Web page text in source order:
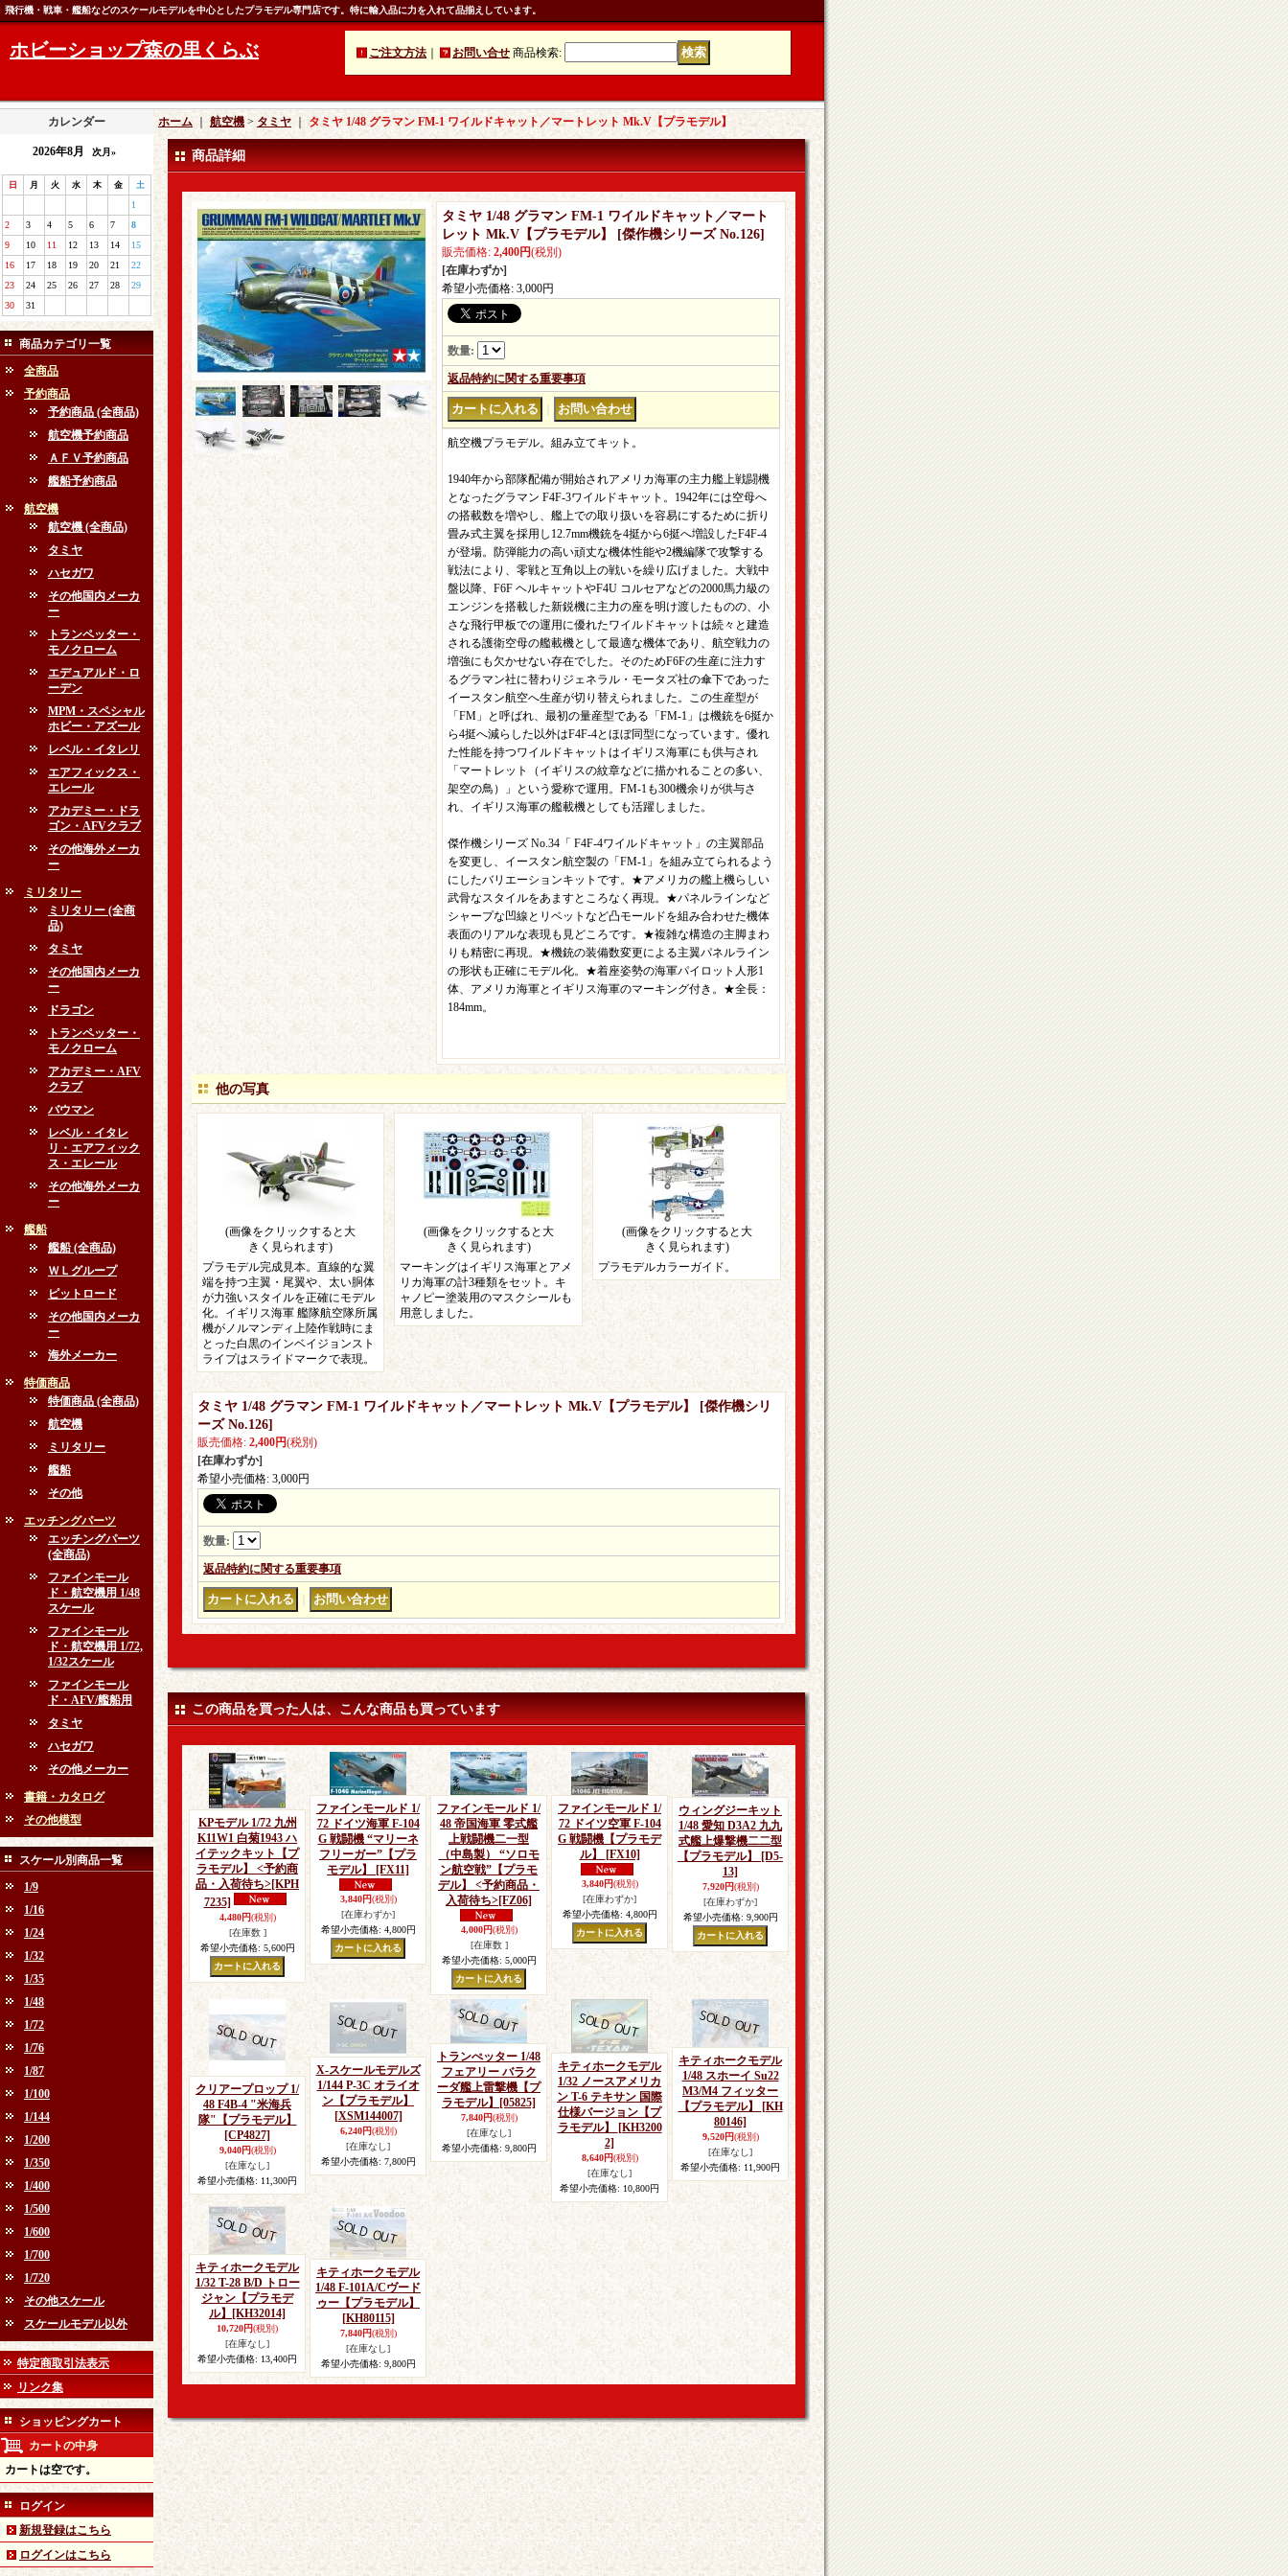
飛行機・戦車・艦船などのスケールモデルを中心としたプラモデル専門店です。特に輸入品に力を入れて品揃えしています。
ホビーショップ森の里くらぶ ご注文方法 お問い合せ 商品検索:
カレンダー
2026年8月 次月»
日 月 火 水 木 金 土
1
2
3 4 5 6 7
8
9
10 11 12 13 14
15
16
17 18 19 20 21
22
23
24 25 26 27 28
29
30
31
商品カテゴリ一覧
全商品
予約商品
予約商品 (全商品)
航空機予約商品
ＡＦＶ予約商品
艦船予約商品
航空機
航空機 (全商品)
タミヤ
ハセガワ
その他国内メーカ
ー
トランペッター・
モノクローム
エデュアルド・ロ
ーデン
MPM・スペシャル
ホビー・アズール
レベル・イタレリ
エアフィックス・
エレール
アカデミー・ドラ
ゴン・AFVクラブ
その他海外メーカ
ー
ミリタリー
ミリタリー (全商
品)
タミヤ
その他国内メーカ
ー
ドラゴン
トランペッター・
モノクローム
アカデミー・AFV
クラブ
バウマン
レベル・イタレ
リ・エアフィック
ス・エレール
その他海外メーカ
ー
艦船
艦船 (全商品)
ＷＬグループ
ピットロード
その他国内メーカ
ー
海外メーカー
特価商品
特価商品 (全商品)
航空機
ミリタリー
艦船
その他
エッチングパーツ
エッチングパーツ
(全商品)
ファインモール
ド・航空機用 1/48
スケール
ファインモール
ド・航空機用 1/72,
1/32スケール
ファインモール
ド・AFV/艦船用
タミヤ
ハセガワ
その他メーカー
書籍・カタログ
その他模型
スケール別商品一覧
1/9
1/16
1/24
1/32
1/35
1/48
1/72
1/76
1/87
1/100
1/144
1/200
1/350
1/400
1/500
1/600
1/700
1/720
その他スケール
スケールモデル以外
特定商取引法表示
リンク集
ショッピングカート
カートの中身
カートは空です。
ログイン
新規登録はこちら
ログインはこちら
ホーム 航空機 > タミヤ ｜タミヤ 1/48 グラマン FM-1 ワイルドキャット／マートレット Mk.V【プラモデル】
商品詳細
タミヤ 1/48 グラマン FM-1 ワイルドキャット／マート
レット Mk.V【プラモデル】
[傑作機シリーズ No.126]
販売価格: 2,400円(税別)
[在庫わずか]
希望小売価格: 3,000円
数量:
返品特約に関する重要事項
航空機プラモデル。組み立てキット。
1940年から部隊配備が開始されアメリカ海軍の主力艦上戦闘機
となったグラマン F4F-3ワイルドキャット。1942年には空母へ
の搭載数を増やし、艦上での取り扱いを容易にするために折り
畳み式主翼を採用し12.7mm機銃を4挺から6挺へ増設したF4F-4
が登場。防弾能力の高い頑丈な機体性能や2機編隊で攻撃する
戦法により、零戦と互角以上の戦いを繰り広げました。大戦中
盤以降、F6F ヘルキャットやF4U コルセアなどの2000馬力級の
エンジンを搭載した新鋭機に主力の座を明け渡したものの、小
さな飛行甲板での運用に優れたワイルドキャットは続々と建造
される護衛空母の艦載機として最適な機体であり、航空戦力の
増強にも欠かせない存在でした。そのためF6Fの生産に注力す
るグラマン社に替わりジェネラル・モータズ社の傘下であった
イースタン航空へ生産が切り替えられました。この生産型が
「FM」と呼ばれ、最初の量産型である「FM-1」は機銃を6挺か
ら4挺へ減らした以外はF4F-4とほぼ同型になっています。優れ
た性能を持つワイルドキャットはイギリス海軍にも供与され
「マートレット（イギリスの紋章などに描かれることの多い、
架空の鳥）」という愛称で運用。FM-1も300機余りが供与さ
れ、イギリス海軍の艦載機としても活躍しました。
傑作機シリーズ No.34「 F4F-4ワイルドキャット」の主翼部品
を変更し、イースタン航空製の「FM-1」を組み立てられるよう
にしたバリエーションキットです。★アメリカの艦上機らしい
武骨なスタイルをあますところなく再現。★パネルラインなど
シャープな凹線とリベットなど凸モールドを組み合わせた機体
表面のリアルな表現も見どころです。★複雑な構造の主脚まわ
りも精密に再現。★機銃の装備数変更による主翼パネルライン
の形状も正確にモデル化。★着座姿勢の海軍パイロット人形1
体、アメリカ海軍とイギリス海軍のマーキング付き。★全長：
184mm。
他の写真
(画像をクリックすると大
きく見られます)
プラモデル完成見本。直線的な翼
端を持つ主翼・尾翼や、太い胴体
が力強いスタイルを正確にモデル
化。イギリス海軍 艦隊航空隊所属
機がノルマンディ上陸作戦時にま
とった白黒のインベイジョンスト
ライプはスライドマークで表現。
(画像をクリックすると大
きく見られます)
マーキングはイギリス海軍とアメ
リカ海軍の計3種類をセット。キ
ャノピー塗装用のマスクシールも
用意しました。
(画像をクリックすると大
きく見られます)
プラモデルカラーガイド。
タミヤ 1/48 グラマン FM-1 ワイルドキャット／マートレット Mk.V【プラモデル】 [傑作機シリ
ーズ No.126]
販売価格: 2,400円(税別)
[在庫わずか]
希望小売価格: 3,000円
数量:
返品特約に関する重要事項
この商品を買った人は、こんな商品も買っています
KPモデル 1/72 九州
K11W1 白菊1943 ハ
イテックキット【プ
ラモデル】 <予約商
品・入荷待ち>[KPH
7235]
4,480円(税別)
[在庫数 ]
希望小売価格: 5,600円
ファインモールド 1/
72 ドイツ海軍 F-104
G 戦闘機 “マリーネ
フリーガー”【プラ
モデル】
[FX11]
3,840円(税別)
[在庫わずか]
希望小売価格: 4,800円
ファインモールド 1/
48 帝国海軍 零式艦
上戦闘機二一型
（中島製） “ソロモ
ン航空戦”【プラモ
デル】 <予約商品・
入荷待ち>[FZ06]
4,000円(税別)
[在庫数 ]
希望小売価格: 5,000円
ファインモールド 1/
72 ドイツ空軍 F-104
G 戦闘機【プラモデ
ル】
[FX10]
3,840円(税別)
[在庫わずか]
希望小売価格: 4,800円
ウィングジーキット
1/48 愛知 D3A2 九九
式艦上爆撃機二二型
【プラモデル】
[D5-
13]
7,920円(税別)
[在庫わずか]
希望小売価格: 9,900円
クリアープロップ 1/
48 F4B-4 "米海兵
隊"【プラモデル】
[CP4827]
9,040円(税別)
[在庫なし]
希望小売価格: 11,300円
X-スケールモデルズ
1/144 P-3C オライオ
ン【プラモデル】
[XSM144007]
6,240円(税別)
[在庫なし]
希望小売価格: 7,800円
トランぺッター 1/48
フェアリー バラク
ーダ艦上雷撃機【プ
ラモデル】
[05825]
7,840円(税別)
[在庫なし]
希望小売価格: 9,800円
キティホークモデル
1/32 ノースアメリカ
ン T-6 テキサン 国際
仕様バージョン【プ
ラモデル】
[KH3200
2]
8,640円(税別)
[在庫なし]
希望小売価格: 10,800円
キティホークモデル
1/48 スホーイ Su22
M3/M4 フィッター
【プラモデル】
[KH
80146]
9,520円(税別)
[在庫なし]
希望小売価格: 11,900円
キティホークモデル
1/32 T-28 B/D トロー
ジャン【プラモデ
ル】
[KH32014]
10,720円(税別)
[在庫なし]
希望小売価格: 13,400円
キティホークモデル
1/48 F-101A/Cヴード
ゥー【プラモデル】
[KH80115]
7,840円(税別)
[在庫なし]
希望小売価格: 9,800円